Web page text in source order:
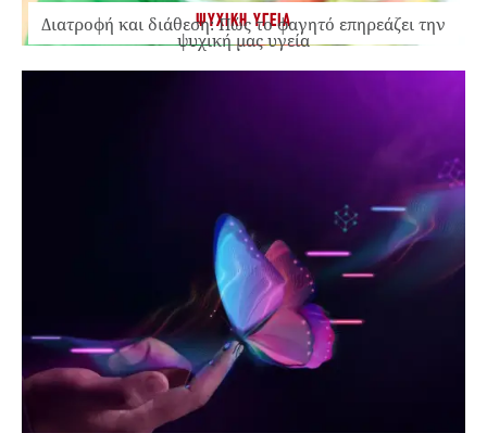
ΨΥΧΙΚΗ ΥΓΕΙΑ
Διατροφή και διάθεση: Πώς το φαγητό επηρεάζει την
ψυχική μας υγεία